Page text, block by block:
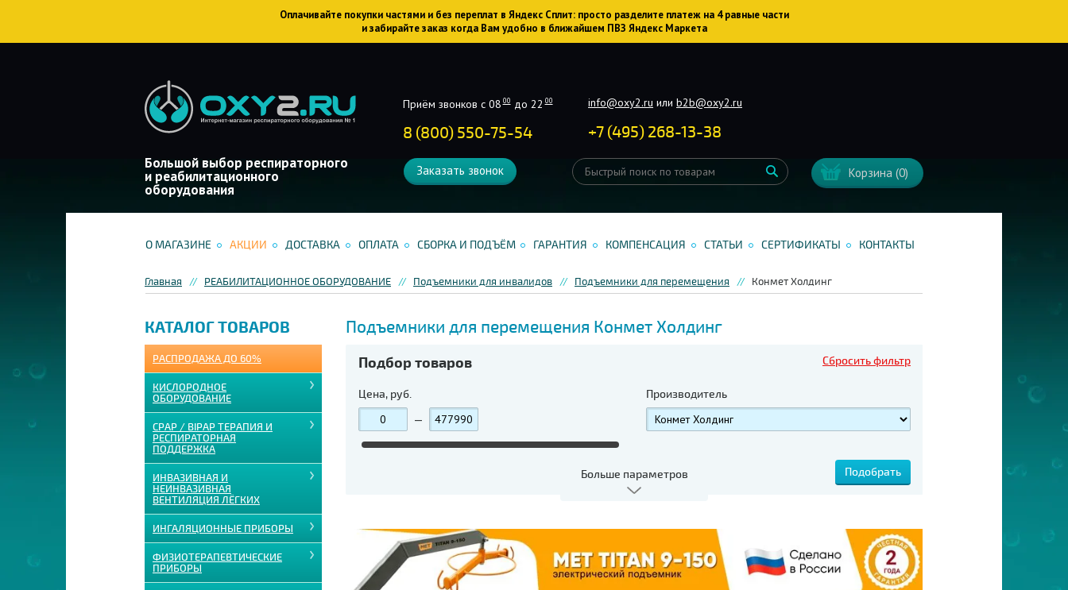
Оплачивайте покупки частями и без переплат в Яндекс Сплит: просто разделите платеж на 4 равные части
и забирайте заказ когда Вам удобно в ближайшем ПВЗ Яндекс Маркета
Большой выбор респираторного
и реабилитационного
оборудования
Приём звонков с 08 00до 22 00
8 (800) 550-75-54
info@oxy2.ru илиb2b@oxy2.ru
+7 (495) 268-13-38
Заказать звонок Корзина(0)
О МАГАЗИНЕ АКЦИИ ДОСТАВКА ОПЛАТА СБОРКА И ПОДЪЁМ ГАРАНТИЯ КОМПЕНСАЦИЯ СТАТЬИ СЕРТИФИКАТЫ КОНТАКТЫ
Главная РЕАБИЛИТАЦИОННОЕ ОБОРУДОВАНИЕ Подъемники для инвалидов Подъемники для перемещения Конмет Холдинг
КАТАЛОГ ТОВАРОВ
РАСПРОДАЖА ДО 60%
КИСЛОРОДНОЕ
ОБОРУДОВАНИЕ
CPAP / BIPAP ТЕРАПИЯ И
РЕСПИРАТОРНАЯ
ПОДДЕРЖКА
ИНВАЗИВНАЯ И
НЕИНВАЗИВНАЯ
ВЕНТИЛЯЦИЯ ЛЁГКИХ
ИНГАЛЯЦИОННЫЕ ПРИБОРЫ
ФИЗИОТЕРАПЕВТИЧЕСКИЕ
ПРИБОРЫ
Подъемники для перемещения Конмет Холдинг
Подбор товаров Сбросить фильтр
Цена, руб.
—
Производитель
Больше параметров